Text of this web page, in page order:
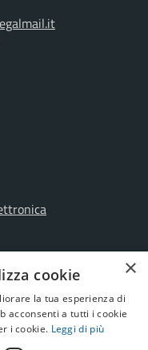
×
cookie
la tua esperienza di
acconsenti a tutti i cookie
i cookie. Leggi di più